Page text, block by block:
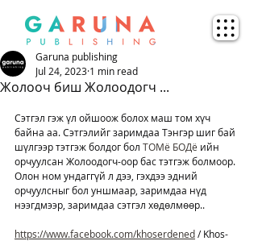
Жолооч биш Жолоодогч ...
Garuna publishing
Jul 24, 2023 1 min read
Сэтгэл гэж үл ойшоож болох маш том хүч
байна аа. Сэтгэлийг заримдаа Тэнгэр шиг бай
шүлгээр тэтгэж болдог бол ТОМё БОДё ийн
орчуулсан Жолоодогч-оор бас тэтгэж болмоор.
Олон ном ундаггүй л дээ, гэхдээ эдний
орчуулсныг бол уншмаар, заримдаа нүд
нээгдмээр, заримдаа сэтгэл хөдөлмөөр..
https://www.facebook.com/khoserdened / Khos-